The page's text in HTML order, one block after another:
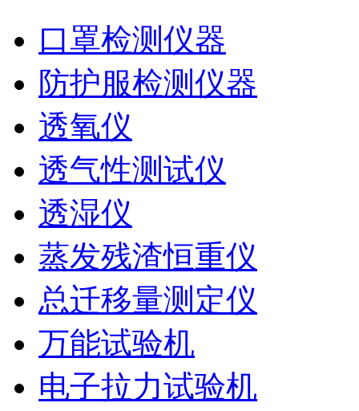
口罩检测仪器
防护服检测仪器
透氧仪
透气性测试仪
透湿仪
蒸发残渣恒重仪
总迁移量测定仪
万能试验机
电子拉力试验机